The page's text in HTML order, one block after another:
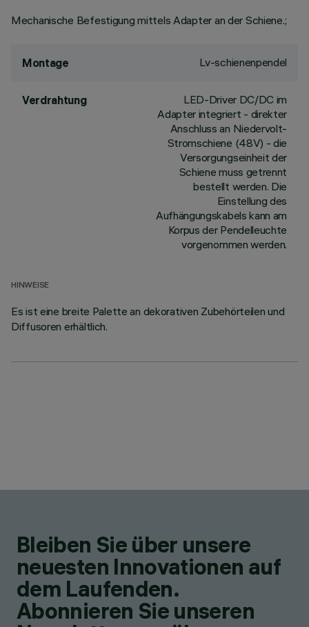
Mechanische Befestigung mittels Adapter an der Schiene.;
Montage Lv-schienenpendel
Verdrahtung
LED-Driver DC/DC im
Adapter integriert - direkter
Anschluss an Niedervolt-
Stromschiene (48V) - die
Versorgungseinheit der
Schiene muss getrennt
bestellt werden. Die
Einstellung des
Aufhängungskabels kann am
Korpus der Pendelleuchte
vorgenommen werden.
HINWEISE
Es ist eine breite Palette an dekorativen Zubehörteilen und
Diffusoren erhältlich.
Bleiben Sie über unsere
neuesten Innovationen auf
dem Laufenden.
Abonnieren Sie unseren